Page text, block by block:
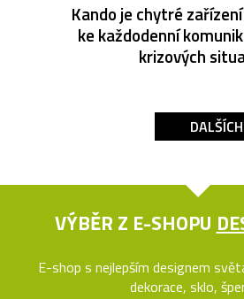
Kando je chytré
ke každodenní
krizových
VÝBĚR Z E-SHOPU
E-shop s nejlepším designem
dekorace, sklo,